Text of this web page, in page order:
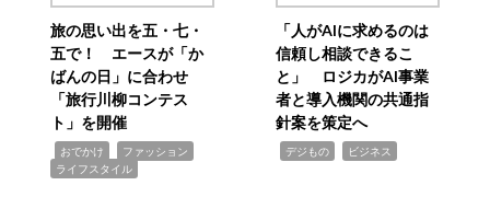
旅の思い出を五・七・
五で！ エースが「か
ばんの日」に合わせ
「旅行川柳コンテス
ト」を開催
おでかけ ファッション
ライフスタイル
「人がAIに求めるのは
信頼し相談できるこ
と」 ロジカがAI事業
者と導入機関の共通指
針案を策定へ
デジもの ビジネス